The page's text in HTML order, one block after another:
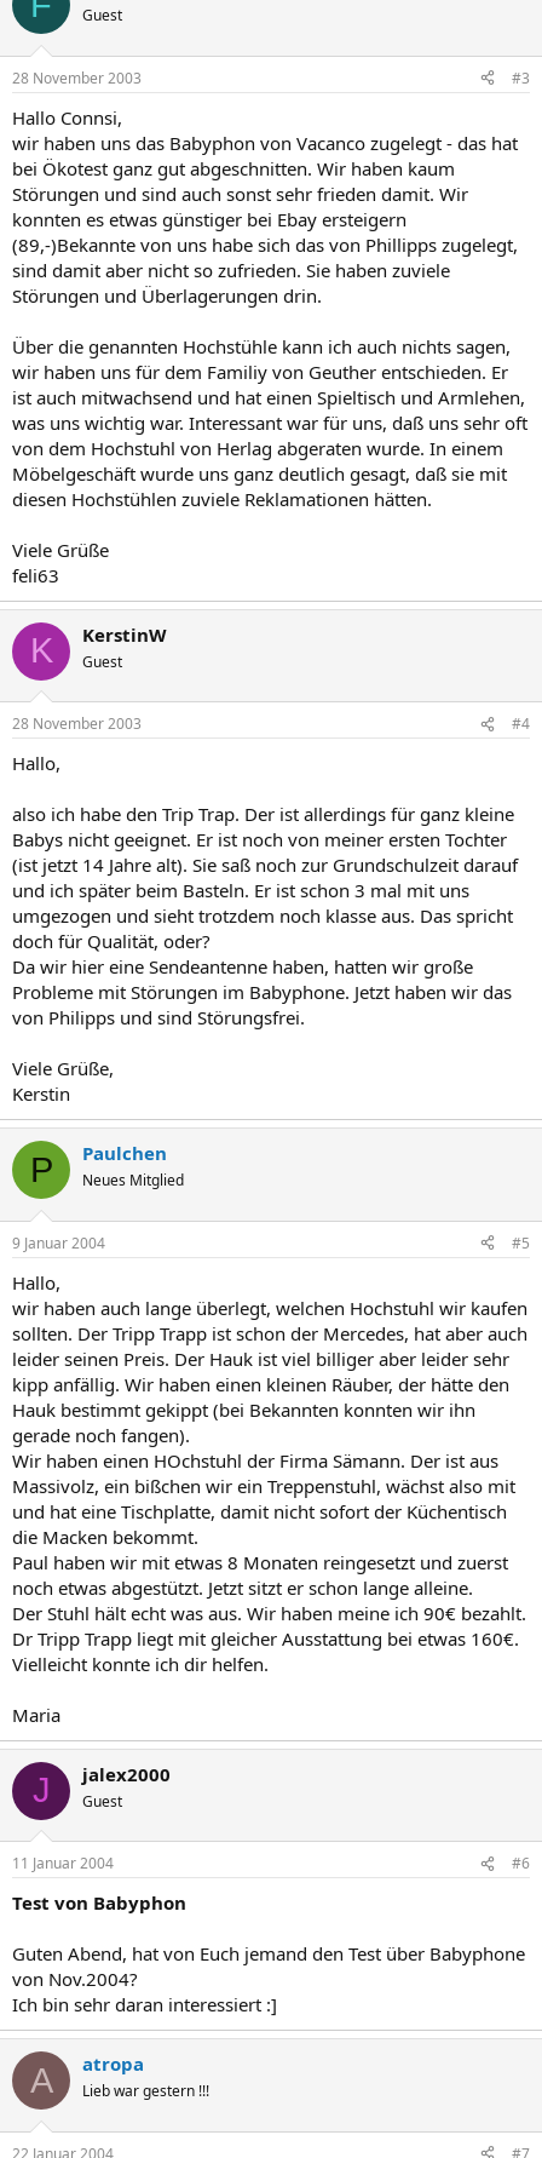
Guest
28 November 2003 #3
Hallo Connsi,
wir haben uns das Babyphon von Vacanco zugelegt - das hat
bei Ökotest ganz gut abgeschnitten. Wir haben kaum
Störungen und sind auch sonst sehr frieden damit. Wir
konnten es etwas günstiger bei Ebay ersteigern
(89,-)Bekannte von uns habe sich das von Phillipps zugelegt,
sind damit aber nicht so zufrieden. Sie haben zuviele
Störungen und Überlagerungen drin.
Über die genannten Hochstühle kann ich auch nichts sagen,
wir haben uns für dem Familiy von Geuther entschieden. Er
ist auch mitwachsend und hat einen Spieltisch und Armlehen,
was uns wichtig war. Interessant war für uns, daß uns sehr oft
von dem Hochstuhl von Herlag abgeraten wurde. In einem
Möbelgeschäft wurde uns ganz deutlich gesagt, daß sie mit
diesen Hochstühlen zuviele Reklamationen hätten.
Viele Grüße
feli63
K KerstinW
Guest
28 November 2003 #4
Hallo,
also ich habe den Trip Trap. Der ist allerdings für ganz kleine
Babys nicht geeignet. Er ist noch von meiner ersten Tochter
(ist jetzt 14 Jahre alt). Sie saß noch zur Grundschulzeit darauf
und ich später beim Basteln. Er ist schon 3 mal mit uns
umgezogen und sieht trotzdem noch klasse aus. Das spricht
doch für Qualität, oder?
Da wir hier eine Sendeantenne haben, hatten wir große
Probleme mit Störungen im Babyphone. Jetzt haben wir das
von Philipps und sind Störungsfrei.
Viele Grüße,
Kerstin
P Paulchen
Neues Mitglied
9 Januar 2004 #5
Hallo,
wir haben auch lange überlegt, welchen Hochstuhl wir kaufen
sollten. Der Tripp Trapp ist schon der Mercedes, hat aber auch
leider seinen Preis. Der Hauk ist viel billiger aber leider sehr
kipp anfällig. Wir haben einen kleinen Räuber, der hätte den
Hauk bestimmt gekippt (bei Bekannten konnten wir ihn
gerade noch fangen).
Wir haben einen HOchstuhl der Firma Sämann. Der ist aus
Massivolz, ein bißchen wir ein Treppenstuhl, wächst also mit
und hat eine Tischplatte, damit nicht sofort der Küchentisch
die Macken bekommt.
Paul haben wir mit etwas 8 Monaten reingesetzt und zuerst
noch etwas abgestützt. Jetzt sitzt er schon lange alleine.
Der Stuhl hält echt was aus. Wir haben meine ich 90€ bezahlt.
Dr Tripp Trapp liegt mit gleicher Ausstattung bei etwas 160€.
Vielleicht konnte ich dir helfen.
Maria
J jalex2000
Guest
11 Januar 2004 #6
Test von Babyphon
Guten Abend, hat von Euch jemand den Test über Babyphone
von Nov.2004?
Ich bin sehr daran interessiert :]
A atropa
Lieb war gestern !!!
22 Januar 2004 #7